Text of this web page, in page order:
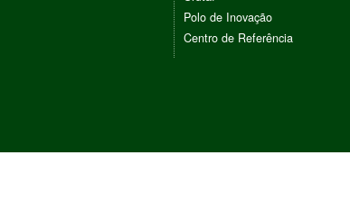
Polo de Inovação
Centro de Referência